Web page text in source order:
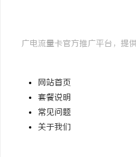
广电流量卡官方推广平台，提
网站首页
套餐说明
常见问题
关于我们